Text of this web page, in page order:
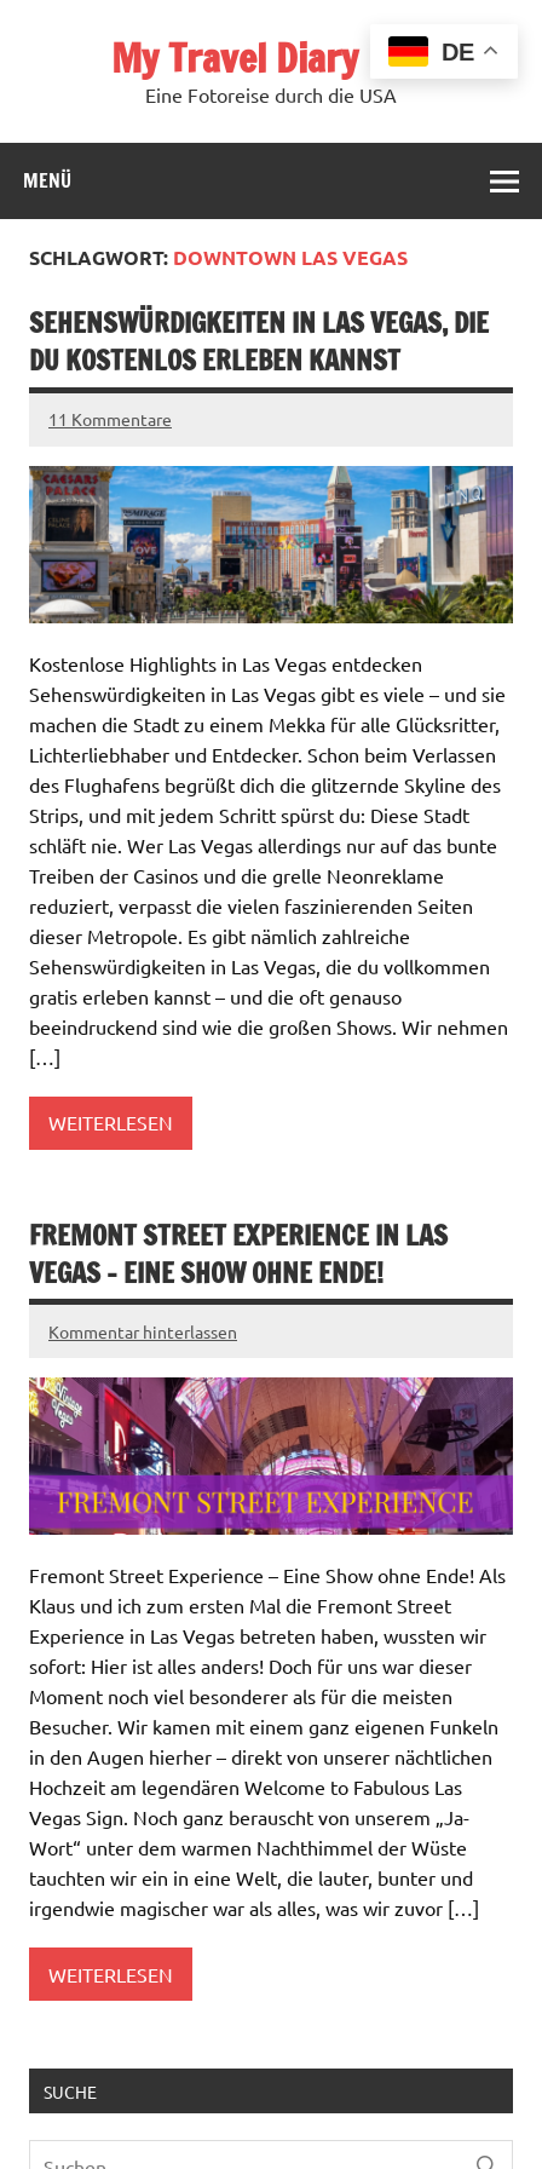
My Travel Diary USA
Eine Fotoreise durch die USA
MENÜ
SCHLAGWORT: DOWNTOWN LAS VEGAS
SEHENSWÜRDIGKEITEN IN LAS VEGAS, DIE
DU KOSTENLOS ERLEBEN KANNST
11 Kommentare
Kostenlose Highlights in Las Vegas entdecken
Sehenswürdigkeiten in Las Vegas gibt es viele – und sie
machen die Stadt zu einem Mekka für alle Glücksritter,
Lichterliebhaber und Entdecker. Schon beim Verlassen
des Flughafens begrüßt dich die glitzernde Skyline des
Strips, und mit jedem Schritt spürst du: Diese Stadt
schläft nie. Wer Las Vegas allerdings nur auf das bunte
Treiben der Casinos und die grelle Neonreklame
reduziert, verpasst die vielen faszinierenden Seiten
dieser Metropole. Es gibt nämlich zahlreiche
Sehenswürdigkeiten in Las Vegas, die du vollkommen
gratis erleben kannst – und die oft genauso
beeindruckend sind wie die großen Shows. Wir nehmen
[…]
WEITERLESEN
FREMONT STREET EXPERIENCE IN LAS
VEGAS – EINE SHOW OHNE ENDE!
Kommentar hinterlassen
Fremont Street Experience – Eine Show ohne Ende! Als
Klaus und ich zum ersten Mal die Fremont Street
Experience in Las Vegas betreten haben, wussten wir
sofort: Hier ist alles anders! Doch für uns war dieser
Moment noch viel besonderer als für die meisten
Besucher. Wir kamen mit einem ganz eigenen Funkeln
in den Augen hierher – direkt von unserer nächtlichen
Hochzeit am legendären Welcome to Fabulous Las
Vegas Sign. Noch ganz berauscht von unserem „Ja-
Wort“ unter dem warmen Nachthimmel der Wüste
tauchten wir ein in eine Welt, die lauter, bunter und
irgendwie magischer war als alles, was wir zuvor […]
WEITERLESEN
SUCHE
DE